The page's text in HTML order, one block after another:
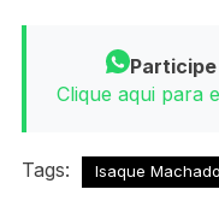
Clique aqui para
Tags: Isaque Machado